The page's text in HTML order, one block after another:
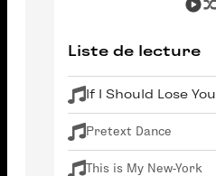
Liste de lecture
If I Should Lose You
Pretext Dance
This is My New-York